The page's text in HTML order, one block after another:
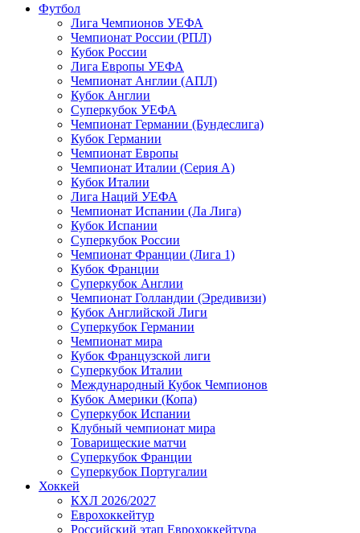
Футбол
Лига Чемпионов УЕФА
Чемпионат России (РПЛ)
Кубок России
Лига Европы УЕФА
Чемпионат Англии (АПЛ)
Кубок Англии
Суперкубок УЕФА
Чемпионат Германии (Бундеслига)
Кубок Германии
Чемпионат Европы
Чемпионат Италии (Серия А)
Кубок Италии
Лига Наций УЕФА
Чемпионат Испании (Ла Лига)
Кубок Испании
Суперкубок России
Чемпионат Франции (Лига 1)
Кубок Франции
Суперкубок Англии
Чемпионат Голландии (Эредивизи)
Кубок Английской Лиги
Суперкубок Германии
Чемпионат мира
Кубок Французской лиги
Суперкубок Италии
Международный Кубок Чемпионов
Кубок Америки (Копа)
Суперкубок Испании
Клубный чемпионат мира
Товарищеские матчи
Суперкубок Франции
Суперкубок Португалии
Хоккей
КХЛ 2026/2027
Еврохоккейтур
Российский этап Еврохоккейтура